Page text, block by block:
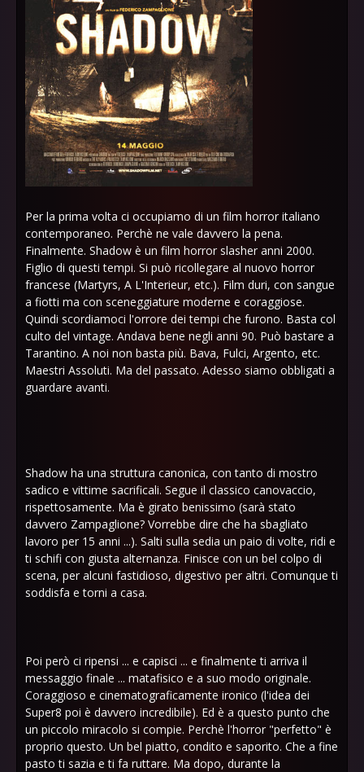
Per la prima volta ci occupiamo di un film horror italiano
contemporaneo. Perchè ne vale davvero la pena.
Finalmente. Shadow è un film horror slasher anni 2000.
Figlio di questi tempi. Si può ricollegare al nuovo horror
francese (Martyrs, A L'Interieur, etc.). Film duri, con sangue
a fiotti ma con sceneggiature moderne e coraggiose.
Quindi scordiamoci l'orrore dei tempi che furono. Basta col
culto del vintage. Andava bene negli anni 90. Può bastare a
Tarantino. A noi non basta più. Bava, Fulci, Argento, etc.
Maestri Assoluti. Ma del passato. Adesso siamo obbligati a
guardare avanti.
Shadow ha una struttura canonica, con tanto di mostro
sadico e vittime sacrificali. Segue il classico canovaccio,
rispettosamente. Ma è girato benissimo (sarà stato
davvero Zampaglione? Vorrebbe dire che ha sbagliato
lavoro per 15 anni ...). Salti sulla sedia un paio di volte, ridi e
ti schifi con giusta alternanza. Finisce con un bel colpo di
scena, per alcuni fastidioso, digestivo per altri. Comunque ti
soddisfa e torni a casa.
Poi però ci ripensi ... e capisci ... e finalmente ti arriva il
messaggio finale ... matafisico e a suo modo originale.
Coraggioso e cinematograficamente ironico (l'idea dei
Super8 poi è davvero incredibile). Ed è a questo punto che
un piccolo miracolo si compie. Perchè l'horror "perfetto" è
proprio questo. Un bel piatto, condito e saporito. Che a fine
pasto ti sazia e ti fa ruttare. Ma dopo, durante la